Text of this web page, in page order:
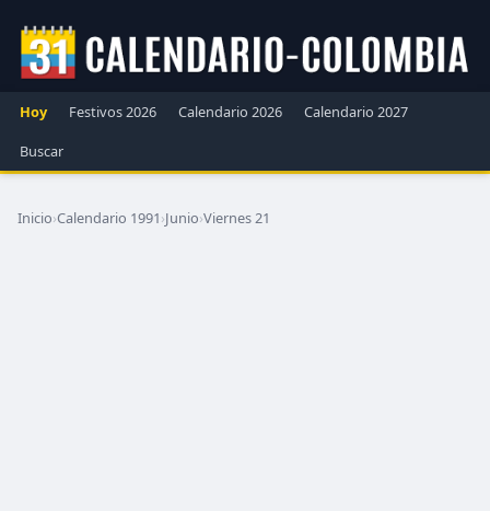
Hoy Festivos 2026 Calendario 2026
Calendario 2027
Buscar
Inicio›Calendario 1991›Junio›Viernes 21